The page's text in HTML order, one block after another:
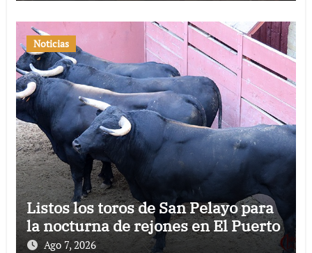
Noticias
Listos los toros de San Pelayo para
la nocturna de rejones en El Puerto
Ago 7, 2026